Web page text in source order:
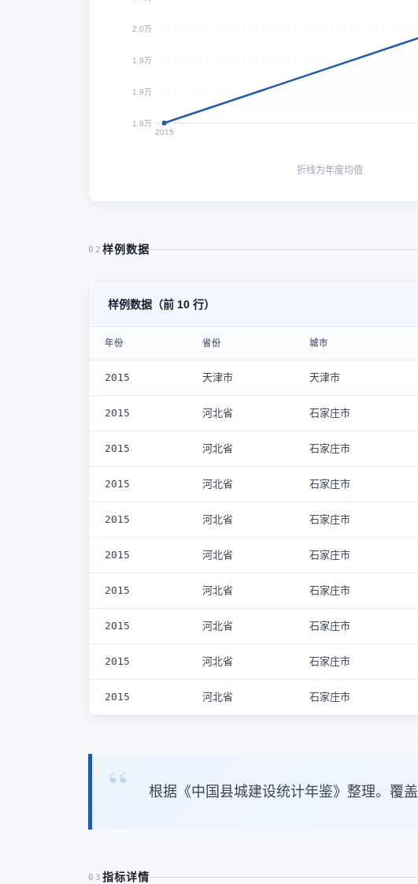
2.0万
1.9万
1.9万
1.9万
2015
折线为年度均值
02 样例数据
样例数据（前 10 行）
年份 省份 城市
2015 天津市 天津市
2015 河北省 石家庄市
2015 河北省 石家庄市
2015 河北省 石家庄市
2015 河北省 石家庄市
2015 河北省 石家庄市
2015 河北省 石家庄市
2015 河北省 石家庄市
2015 河北省 石家庄市
2015 河北省 石家庄市
根据《中国县城建设统计年鉴》整理。覆盖
03 指标详情